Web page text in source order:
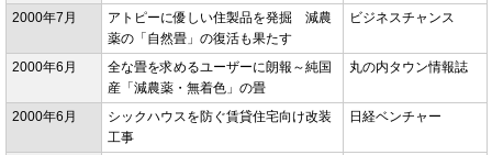
2000年7月
アトピーに優しい住製品を発掘 減農
薬の「自然畳」の復活も果たす
ビジネスチャンス
2000年6月
全な畳を求めるユーザーに朗報～純国
産「減農薬・無着色」の畳
丸の内タウン情報誌
2000年6月
シックハウスを防ぐ賃貸住宅向け改装
工事
日経ベンチャー